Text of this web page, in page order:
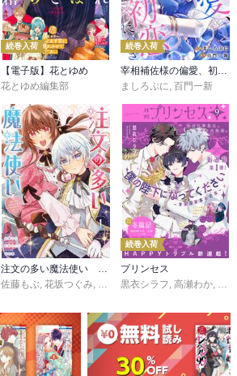
続巻入荷
【電子版】花とゆめ
花とゆめ編集部
続巻入荷
ましろぷに 百門一新
注文の多い魔法使い 契約花嫁はおねだり上手な最強魔術師に溺愛されています！？
佐藤もぶ, 花坂つぐみ, 桜花舞
続巻入荷
プリンセス
黒衣シラフ, 高瀬わか, 石